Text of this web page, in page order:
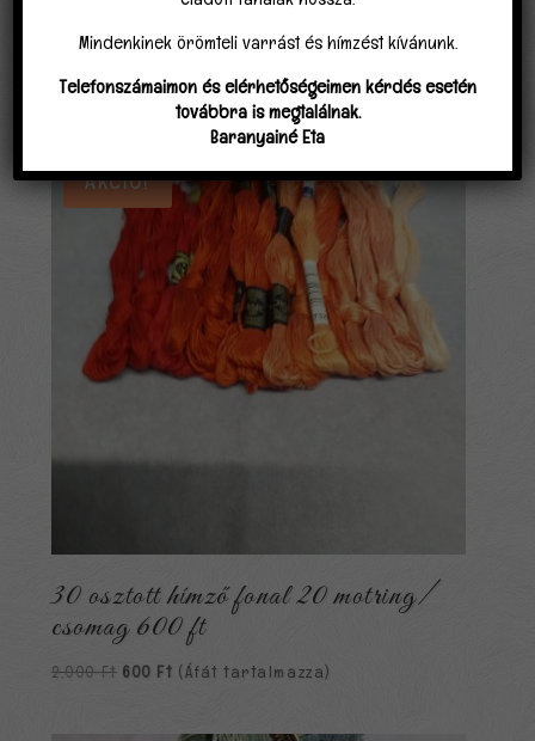
Kapcsolódó termékek
Akció!
30 osztott hímző fonal 20 motring/
csomag 600 ft
2,000Ft Original
600 FtCurrent
(Áfát tartalmazza)
Mindenkinek örömteli varrást és hímzést kívánunk.
Telefonszámaimon és elérhetőségeimen kérdés esetén
továbbra is megtalálnak.
Baranyainé Eta